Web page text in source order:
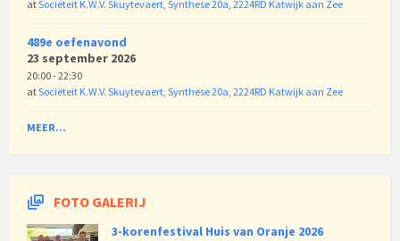
atSociëteit K.W.V. Skuytevaert, Synthese 20a, 2224RD Katwijk aan Zee
489e oefenavond
23 september 2026
20:00 - 22:30
atSociëteit K.W.V. Skuytevaert, Synthese 20a, 2224RD Katwijk aan Zee
MEER...
FOTO GALERIJ
3-korenfestival Huis van Oranje 2026